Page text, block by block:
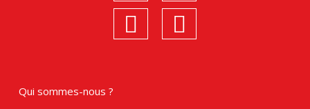
linkedin
Qui sommes-nous ?